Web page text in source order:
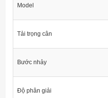
Model
Tải trọng cân
Bước nhảy
Độ phân giải